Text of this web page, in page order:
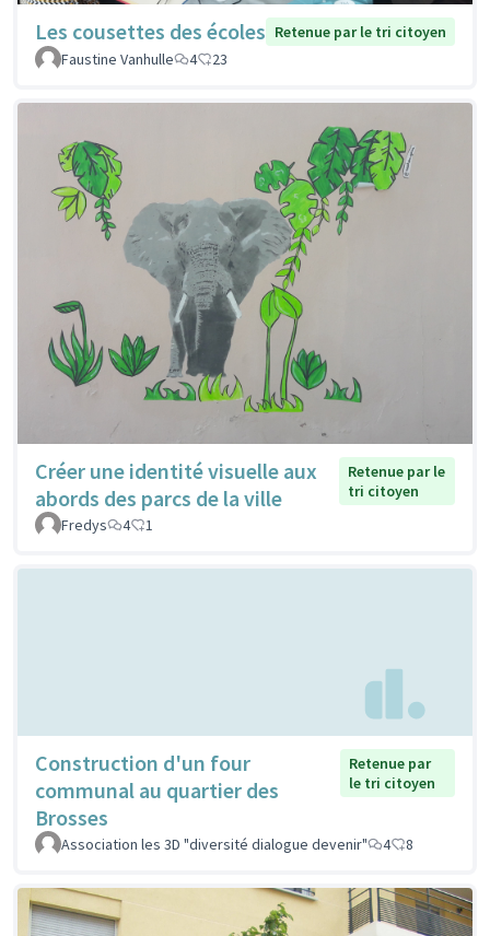
Les cousettes des écoles Retenue par le tri citoyen
Faustine Vanhulle
4 23
Créer une identité visuelle aux
abords des parcs de la ville
Retenue par le
tri citoyen
Fredys
4 1
Construction d'un four
communal au quartier des
Brosses
Retenue par
le tri citoyen
Association les 3D "diversité dialogue devenir" 4 8